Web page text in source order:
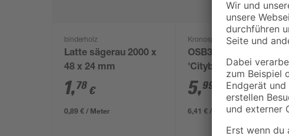
binderholz
Latte sägerau 2000 x
48 x 24 mm
1,78 €
0,89 € / Meter
Kronospan
OSB3-Verlegeplatte
'Cityboard'
ungeschliffen 1690 x
634 x 12 mm
5,99
/ m²
6,41 € / Pack